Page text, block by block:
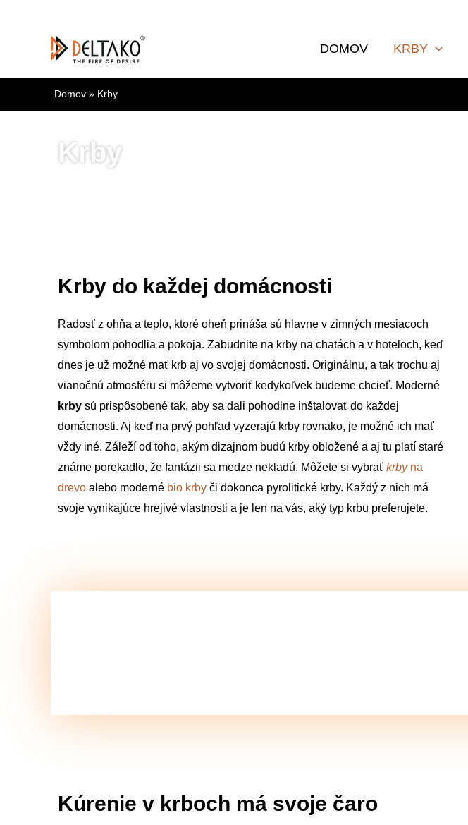
DOMOV KRBY
Domov Krby
Krby
Krby do každej domácnosti
Radosť z ohňa a teplo, ktoré oheň prináša sú hlavne v zimných mesiacoch
symbolom pohodlia a pokoja. Zabudnite na krby na chatách a v hoteloch, keď
dnes je už možné mať krb aj vo svojej domácnosti. Originálnu, a tak trochu aj
vianočnú atmosféru si môžeme vytvoriť kedykoľvek budeme chcieť. Moderné
krby sú prispôsobené tak, aby sa dali pohodlne inštalovať do každej
domácnosti. Aj keď na prvý pohľad vyzerajú krby rovnako, je možné ich mať
vždy iné. Záleží od toho, akým dizajnom budú krby obložené a aj tu platí staré
známe porekadlo, že fantázii sa medze nekladú. Môžete si vybrať krbyna
drevo alebo moderné bio krby či dokonca pyrolitické krby. Každý z nich má
svoje vynikajúce hrejivé vlastnosti a je len na vás, aký typ krbu preferujete.
Kúrenie v krboch má svoje čaro